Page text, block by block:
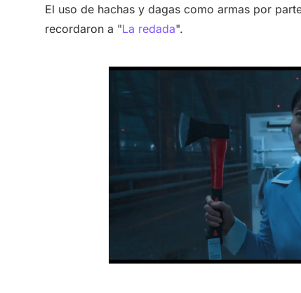
El uso de hachas y dagas como armas por
recordaron a "La redada".